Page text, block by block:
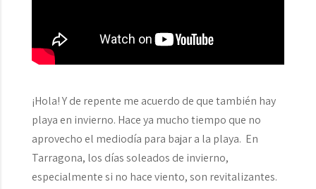
¡Hola! Y de repente me acuerdo de que también hay
playa en invierno. Hace ya mucho tiempo que no
aprovecho el mediodía para bajar a la playa. En
Tarragona, los días soleados de invierno,
especialmente si no hace viento, son revitalizantes.